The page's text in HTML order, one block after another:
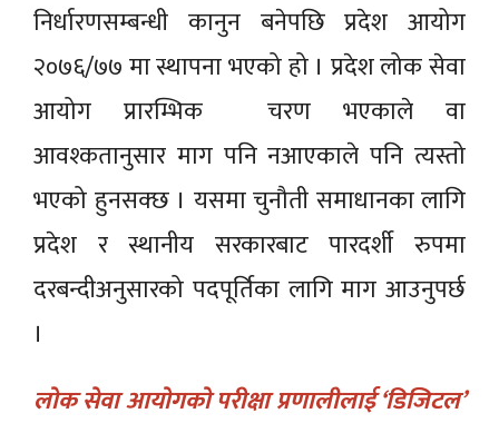
निर्धारणसम्बन्धी कानुन बनेपछि प्रदेश आयोग
२०७६/७७ मा स्थापना भएको हो । प्रदेश लोक सेवा
आयोग प्रारम्भिक चरण भएकाले वा
आवश्कतानुसार माग पनि नआएकाले पनि त्यस्तो
भएको हुनसक्छ । यसमा चुनौती समाधानका लागि
प्रदेश र स्थानीय सरकारबाट पारदर्शी रुपमा
दरबन्दीअनुसारको पदपूर्तिका लागि माग आउनुपर्छ
।
लोक सेवा आयोगको परीक्षा प्रणालीलाई ‘डिजिटल’